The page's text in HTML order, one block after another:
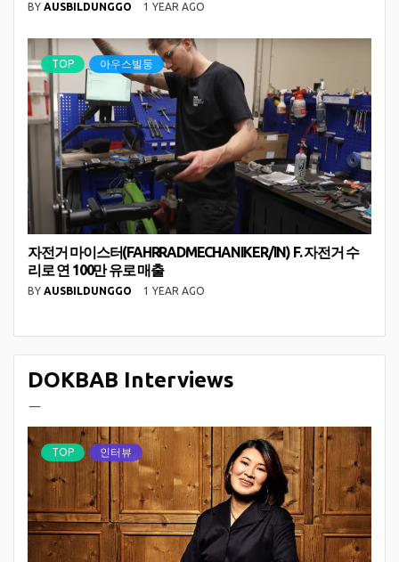
BY AUSBILDUNGGO 1 YEAR AGO
TOP 아우스빌둥
자전거 마이스터(FAHRRADMECHANIKER/IN) F. 자전거 수
리로 연 100만 유로 매출
BY AUSBILDUNGGO 1 YEAR AGO
DOKBAB Interviews
ㅡ
TOP 인터뷰